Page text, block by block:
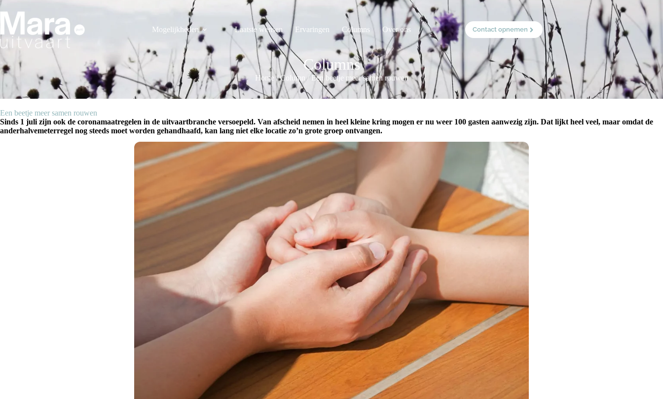
Ga
naar
de
inhoud
Mogelijkheden Laatste wensen Ervaringen Columns Over ons Contact opnemen
Columns
Home/Column / Een beetje meer samen rouwen
Een beetje meer samen rouwen
Sinds 1 juli zijn ook de coronamaatregelen in de uitvaartbranche versoepeld. Van afscheid nemen in heel kleine kring mogen er nu weer 100 gasten aanwezig zijn. Dat lijkt heel veel, maar omdat de
anderhalvemeterregel nog steeds moet worden gehandhaafd, kan lang niet elke locatie zo’n grote groep ontvangen.